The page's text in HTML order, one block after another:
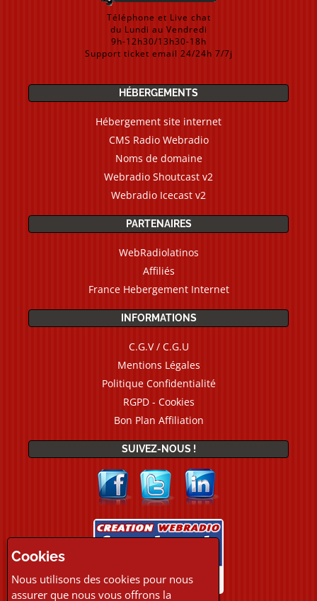
Téléphone et Live chat
du Lundi au Vendredi
9h-12h30/13h30-18h
Support ticket email 24/24h 7/7j
HÉBERGEMENTS
Hébergement site internet
CMS Radio Webradio
Noms de domaine
Webradio Shoutcast v2
Webradio Icecast v2
PARTENAIRES
WebRadiolatinos
Affiliés
France Hebergement Internet
INFORMATIONS
C.G.V / C.G.U
Mentions Légales
Politique Confidentialité
RGPD - Cookies
Bon Plan Affiliation
SUIVEZ-NOUS !
Cookies
Nous utilisons des cookies pour nous
assurer que nous vous offrons la